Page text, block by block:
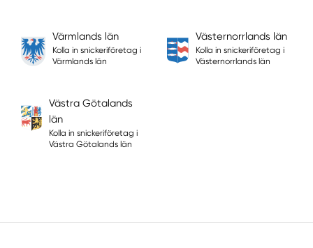
Värmlands län
Kolla in snickeriföretag i
Värmlands län
Västernorrlands län
Kolla in snickeriföretag i
Västernorrlands län
Västra Götalands
län
Kolla in snickeriföretag i
Västra Götalands län